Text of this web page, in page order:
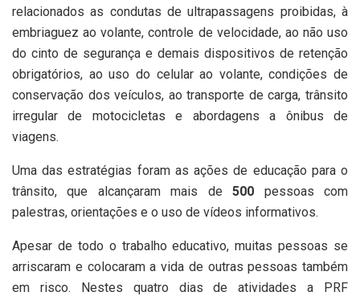
relacionados as condutas de ultrapassagens proibidas, à
embriaguez ao volante, controle de velocidade, ao não uso
do cinto de segurança e demais dispositivos de retenção
obrigatórios, ao uso do celular ao volante, condições de
conservação dos veículos, ao transporte de carga, trânsito
irregular de motocicletas e abordagens a ônibus de
viagens.
Uma das estratégias foram as ações de educação para o
trânsito, que alcançaram mais de500 pessoas com
palestras, orientações e o uso de vídeos informativos.
Apesar de todo o trabalho educativo, muitas pessoas se
arriscaram e colocaram a vida de outras pessoas também
em risco. Nestes quatro dias de atividades a PRF